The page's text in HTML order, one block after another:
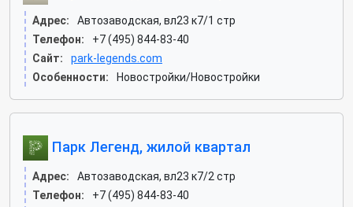
Адрес:
Автозаводская, вл23 к7/1 стр
Телефон:
+7 (495) 844-83-40
Сайт:
park-legends.com
Особенности:
Новостройки/Новостройки
Парк Легенд, жилой квартал
Адрес:
Автозаводская, вл23 к7/2 стр
Телефон:
+7 (495) 844-83-40